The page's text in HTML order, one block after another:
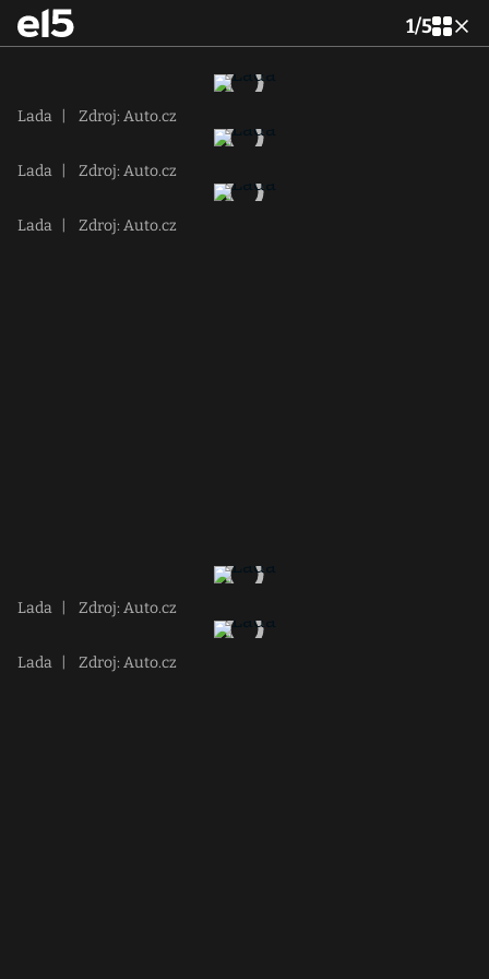
1/5
Lada Zdroj: Auto.cz
Lada Zdroj: Auto.cz
Lada Zdroj: Auto.cz
Lada Zdroj: Auto.cz
Lada Zdroj: Auto.cz